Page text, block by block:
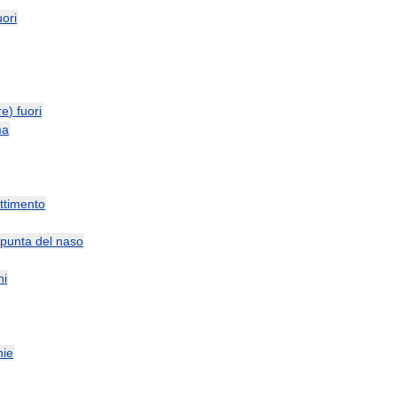
) fuori
punta del naso